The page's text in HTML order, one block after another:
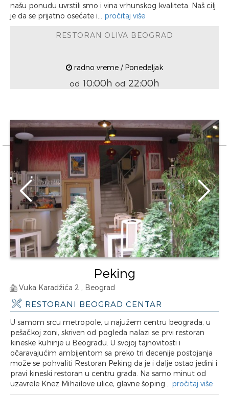
našu ponudu uvrstili smo i vina vrhunskog kvaliteta. Naš cilj
je da se prijatno osećate i... pročitaj više
RESTORAN OLIVA BEOGRAD
radno vreme / Ponedeljak
od 10:00h od 22:00h
Peking
Vuka Karadžića 2 , Beograd
RESTORANI BEOGRAD CENTAR
U samom srcu metropole, u najužem centru beograda, u
pešačkoj zoni, skriven od pogleda nalazi se prvi restoran
kineske kuhinje u Beogradu. U svojoj tajnovitosti i
očaravajućim ambijentom sa preko tri decenije postojanja
može se pohvaliti Restoran Peking da je i dalje ostao jedini i
pravi kineski restoran u centru grada. Na samo minut od
uzavrele Knez Mihailove ulice, glavne šoping... pročitaj više